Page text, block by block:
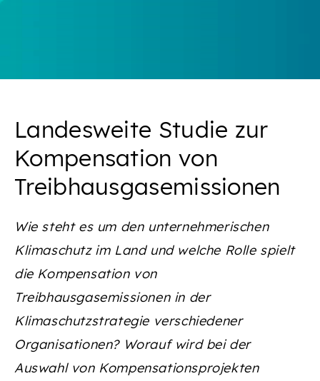
Landesweite Studie zur
Kompensation von
Treibhausgasemissionen
Wie steht es um den unternehmerischen
Klimaschutz im Land und welche Rolle spielt
die Kompensation von
Treibhausgasemissionen in der
Klimaschutzstrategie verschiedener
Organisationen? Worauf wird bei der
Auswahl von Kompensationsprojekten